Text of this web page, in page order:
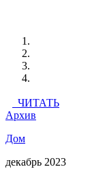
ЧИТАТЬ
Архив
Дом
декабрь 2023